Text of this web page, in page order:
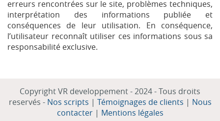
erreurs rencontrées sur le site, problèmes techniques,
interprétation des informations publiée et
conséquences de leur utilisation. En conséquence,
l’utilisateur reconnaît utiliser ces informations sous sa
responsabilité exclusive.
Copyright VR developpement - 2024 - Tous droits
reservés - Nos scripts | Témoignages de clients | Nous
contacter| Mentions légales